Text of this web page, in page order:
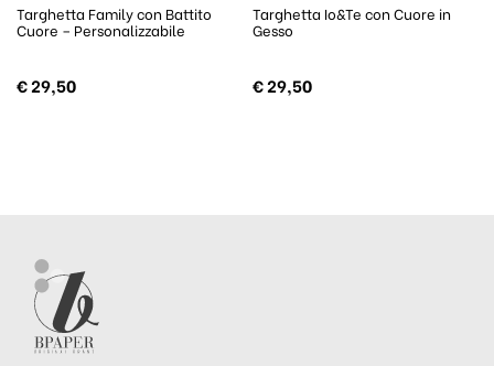
Targhetta Family con Battito
Cuore – Personalizzabile
€29,50
Targhetta Io&Te con Cuore in
Gesso
€29,50